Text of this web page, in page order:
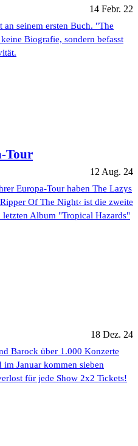
14 Febr. 22
an seinem ersten Buch. "The
Biografie, sondern befasst
Tour
12 Aug. 24
Europa-Tour haben The Lazys
Of The Night‹ ist die zweite
Album "Tropical Hazards"
18 Dez. 24
Barock über 1.000 Konzerte
im Januar kommen sieben
für jede Show 2x2 Tickets!